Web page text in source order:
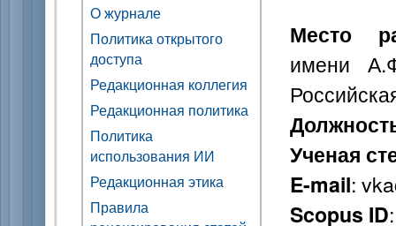
О журнале
Политика открытого
доступа
Редакционная коллегия
Редакционная политика
Политика
использования ИИ
Редакционная этика
Правила
Место
имени
Ученая
E-mail:
Scopus ID